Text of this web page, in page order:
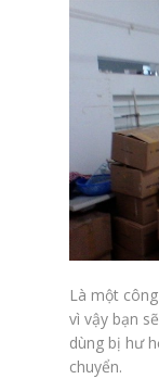
Là một
vì vậy bạn
dùng bị hư
chuyển.